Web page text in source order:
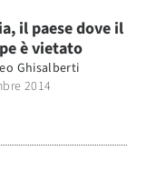
il paese dove il
è vietato
Ghisalberti
2014